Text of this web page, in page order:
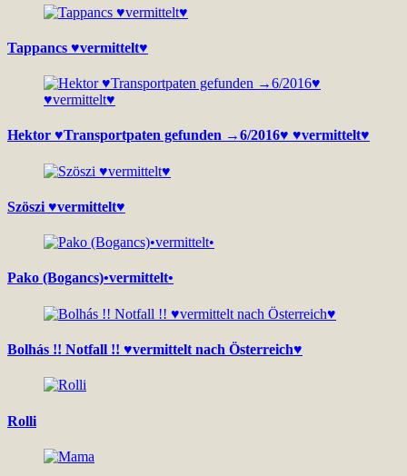
Tappancs ♥vermittelt♥
Hektor ♥Transportpaten gefunden →6/2016♥ ♥vermittelt♥
Szöszi ♥vermittelt♥
Pako (Bogancs)•vermittelt•
Bolhás !! Notfall !! ♥vermittelt nach Österreich♥
Rolli